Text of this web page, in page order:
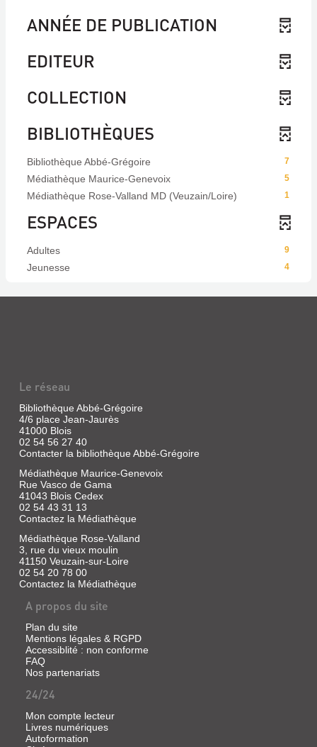
ANNÉE DE PUBLICATION
EDITEUR
COLLECTION
BIBLIOTHÈQUES
7
Bibliothèque Abbé-Grégoire
5
Médiathèque Maurice-Genevoix
1
Médiathèque Rose-Valland MD (Veuzain/Loire)
ESPACES
9
Adultes
4
Jeunesse
Le réseau
Bibliothèque Abbé-Grégoire
4/6 place Jean-Jaurès
41000 Blois
02 54 56 27 40
Contacter la bibliothèque Abbé-Grégoire
Médiathèque Maurice-Genevoix
Rue Vasco de Gama
41043 Blois Cedex
02 54 43 31 13
Contactez la Médiathèque
Médiathèque Rose-Valland
3, rue du vieux moulin
41150 Veuzain-sur-Loire
02 54 20 78 00
Contactez la Médiathèque
A propos du site
Plan du site
Mentions légales & RGPD
Accessiblité : non conforme
FAQ
Nos partenariats
24/24
Mon compte lecteur
Livres numériques
Autoformation